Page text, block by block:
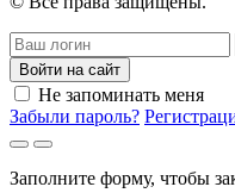
Войти на сайт
Не запоминать меня
Забыли пароль?
Заполните форму, чтобы